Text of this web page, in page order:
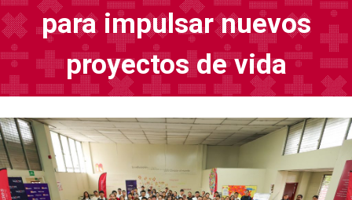
para impulsar nuevos
proyectos de vida